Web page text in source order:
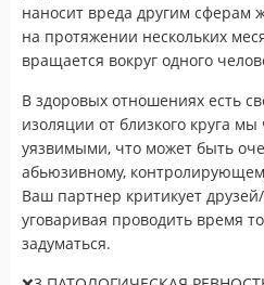
наносит вреда другим сферам
на протяжении нескольких
вращается вокруг одного
В здоровых отношениях есть
изоляции от близкого круга мы
уязвимыми, что может быть
абьюзивному,
Ваш партнер критикует
уговаривая проводить время
задуматься.